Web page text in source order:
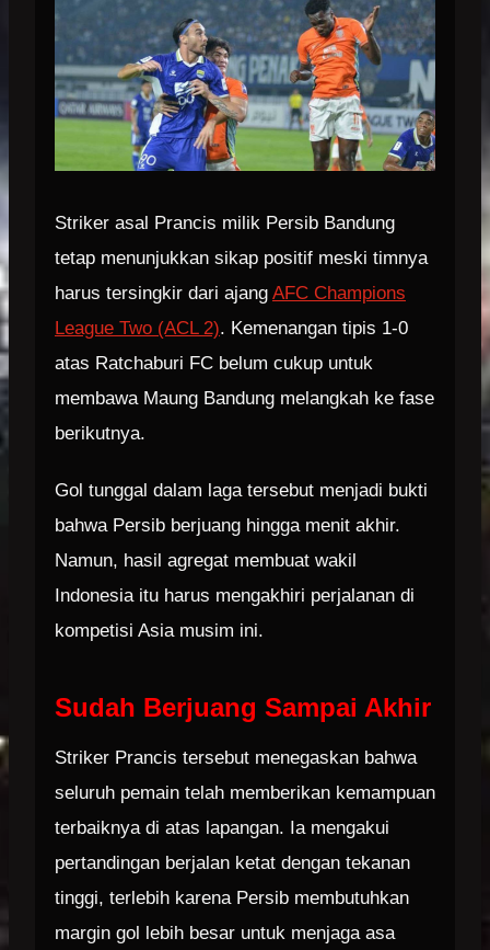
Striker asal Prancis milik Persib Bandung
tetap menunjukkan sikap positif meski timnya
harus tersingkir dari ajang AFC Champions
League Two (ACL 2). Kemenangan tipis 1-0
atas Ratchaburi FC belum cukup untuk
membawa Maung Bandung melangkah ke fase
berikutnya.
Gol tunggal dalam laga tersebut menjadi bukti
bahwa Persib berjuang hingga menit akhir.
Namun, hasil agregat membuat wakil
Indonesia itu harus mengakhiri perjalanan di
kompetisi Asia musim ini.
Sudah Berjuang Sampai Akhir
Striker Prancis tersebut menegaskan bahwa
seluruh pemain telah memberikan kemampuan
terbaiknya di atas lapangan. Ia mengakui
pertandingan berjalan ketat dengan tekanan
tinggi, terlebih karena Persib membutuhkan
margin gol lebih besar untuk menjaga asa